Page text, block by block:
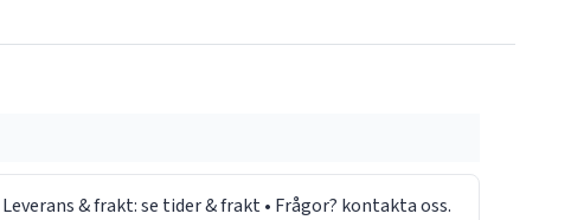
Leverans & frakt:se tider & frakt• Frågor? kontakta oss.